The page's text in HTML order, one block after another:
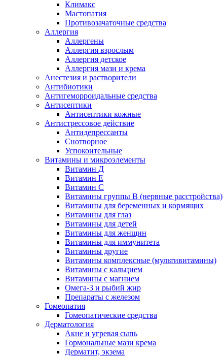
Климакс
Мастопатия
Противозачаточные средства
Аллергия
Аллергены
Аллергия взрослым
Аллергия детское
Аллергия мази и крема
Анестезия и растворители
Антибиотики
Антигеморроидальные средства
Антисептики
Антисептики кожные
Антистрессовое действие
Антидепрессанты
Снотворное
Успокоительные
Витамины и микроэлементы
Витамин Д
Витамин Е
Витамин С
Витамины группы В (нервные расстройства)
Витамины для беременных и кормящих
Витамины для глаз
Витамины для детей
Витамины для женщин
Витамины для иммунитета
Витамины другие
Витамины комплексные (мультивитамины)
Витамины с кальцием
Витамины с магнием
Омега-3 и рыбий жир
Препараты с железом
Гомеопатия
Гомеопатические средства
Дерматология
Акне и угревая сыпь
Гормональные мази крема
Дерматит, экзема